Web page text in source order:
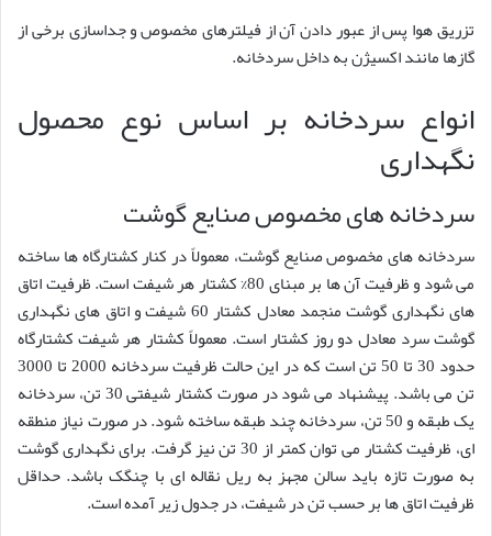
تزریق هوا پس از عبور دادن آن از فیلترهای مخصوص و جداسازی برخی از
گازها مانند اکسیژن به داخل سردخانه.
انواع سردخانه بر اساس نوع محصول
نگهداری
سردخانه های مخصوص صنایع گوشت
سردخانه های مخصوص صنایع گوشت، معمولاً در کنار کشتارگاه ها ساخته
می شود و ظرفیت آن ها بر مبنای 80% کشتار هر شیفت است. ظرفیت اتاق
های نگهداری گوشت منجمد معادل کشتار 60 شیفت و اتاق های نگهداری
گوشت سرد معادل دو روز کشتار است. معمولاً کشتار هر شیفت کشتارگاه
حدود 30 تا 50 تن است که در این حالت ظرفیت سردخانه 2000 تا 3000
تن می باشد. پیشنهاد می شود در صورت کشتار شیفتی 30 تن، سردخانه
یک طبقه و 50 تن، سردخانه چند طبقه ساخته شود. در صورت نیاز منطقه
ای، ظرفیت کشتار می توان کمتر از 30 تن نیز گرفت. برای نگهداری گوشت
به صورت تازه باید سالن مجهز به ریل نقاله ای با چنگک باشد. حداقل
ظرفیت اتاق ها بر حسب تن در شیفت، در جدول زیر آمده است.